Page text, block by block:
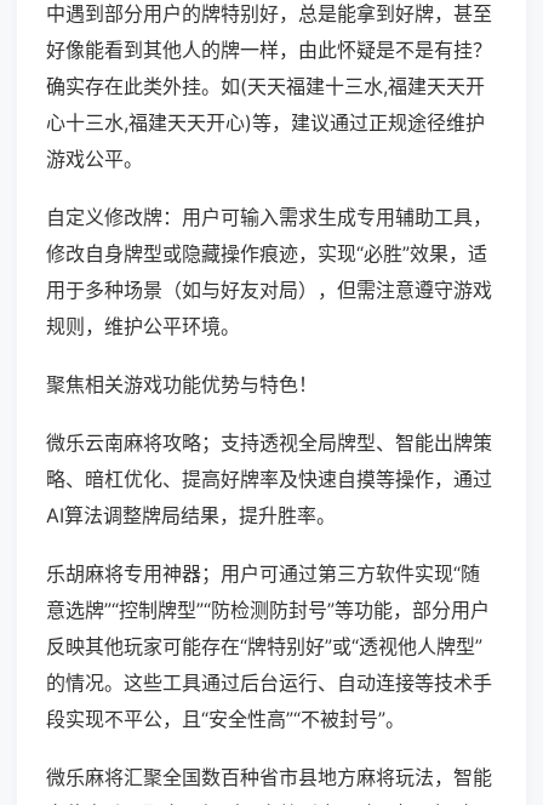
中遇到部分用户的牌特别好，总是能拿到好牌，甚至
好像能看到其他人的牌一样，由此怀疑是不是有挂？
确实存在此类外挂。如(天天福建十三水,福建天天开
心十三水,福建天天开心)等，建议通过正规途径维护
游戏公平。
自定义修改牌：用户可输入需求生成专用辅助工具，
修改自身牌型或隐藏操作痕迹，实现“必胜”效果，适
用于多种场景（如与好友对局），但需注意遵守游戏
规则，维护公平环境。
聚焦相关游戏功能优势与特色！
微乐云南麻将攻略；支持透视全局牌型、智能出牌策
略、暗杠优化、提高好牌率及快速自摸等操作，通过
AI算法调整牌局结果，提升胜率。
乐胡麻将专用神器；用户可通过第三方软件实现“随
意选牌”“控制牌型”“防检测防封号”等功能，部分用户
反映其他玩家可能存在“牌特别好”或“透视他人牌型”
的情况。这些工具通过后台运行、自动连接等技术手
段实现不平公，且“安全性高”“不被封号”。
微乐麻将汇聚全国数百种省市县地方麻将玩法，智能